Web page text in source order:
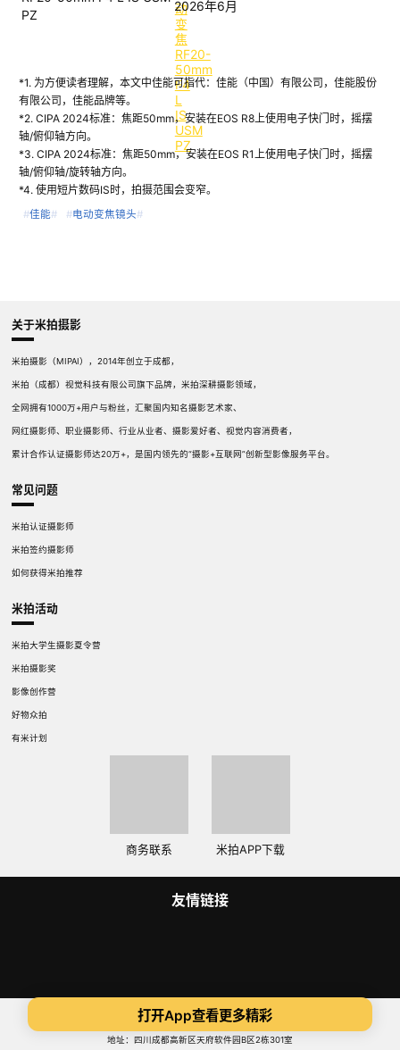
PZ
2026年6月
*1. 为方便读者理解，本文中佳能可指代：佳能（中国）有限公司，佳能股份
有限公司，佳能品牌等。
*2. CIPA 2024标准：焦距50mm，安装在EOS R8上使用电子快门时，摇摆
轴/俯仰轴方向。
*3. CIPA 2024标准：焦距50mm，安装在EOS R1 上使用电子快门时，摇摆
轴/俯仰轴/旋转轴方向。
*4. 使用短片数码IS时，拍摄范围会变窄。
#佳能# #电动变焦镜头#
打开App查看更多精彩
关于米拍摄影
米拍摄影（MIPAI），2014年创立于成都，
米拍（成都）视觉科技有限公司旗下品牌，米拍深耕摄影领域，
全网拥有1000万+用户与粉丝，汇聚国内知名摄影艺术家、
网红摄影师、职业摄影师、行业从业者、摄影爱好者、视觉内容消费者，
累计合作认证摄影师达20万+，是国内领先的“摄影+互联网”创新型影像服务平台。
常见问题
米拍认证摄影师
米拍签约摄影师
如何获得米拍推荐
米拍活动
米拍大学生摄影夏令营
米拍摄影奖
影像创作营
好物众拍
有米计划
商务联系 米拍APP下载
友情链接
Copyright 2014-2025 米拍（成都）视觉科技有限公司 版权所有
蜀ICP备14015734号
ICP证:川B2-20180306
地址：四川成都高新区天府软件园B区2栋301室